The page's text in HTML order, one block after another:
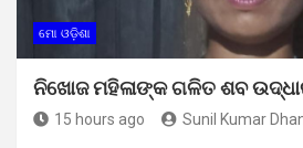
ମୋ ଓଡ଼ିଶା
ନିଖୋଜ ମହିଳାଙ୍କ ଗଳିତ ଶବ
15 hours ago Sunil Kumar